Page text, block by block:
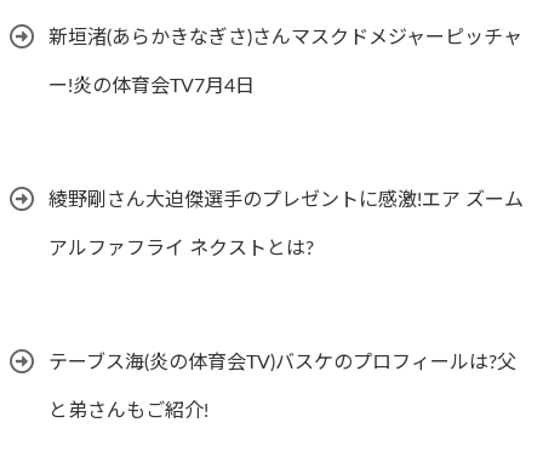
新垣渚(あらかきなぎさ)さんマスクドメジャーピッチャ
ー!炎の体育会TV7月4日
綾野剛さん大迫傑選手のプレゼントに感激!エア ズーム
アルファフライ ネクストとは?
テーブス海(炎の体育会TV)バスケのプロフィールは?父
と弟さんもご紹介!